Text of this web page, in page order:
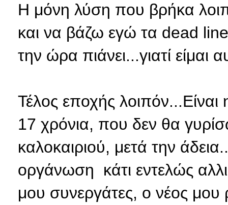
Η μόνη λύση που βρήκα
και να βάζω εγώ τα dead
την ώρα πιάνει...γιατί
Τέλος εποχής
17 χρόνια, που δεν θα
καλοκαιριού, μετά την
οργάνωση κάτι εντελώς
μου συνεργάτες, ο νέος μου